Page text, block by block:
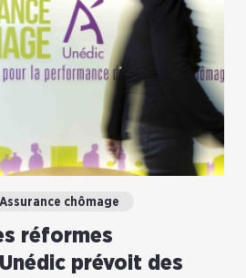
Assurance chômage
réformes
prévoit des